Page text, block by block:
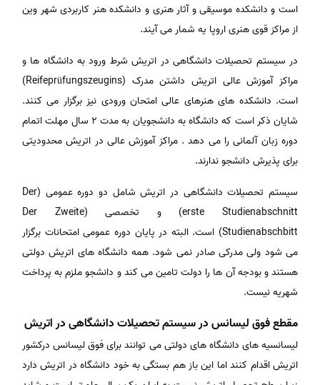
است و دانشکده موسیقی و آثار هنری و دانشکده هنر کاربردی شهر وین
از مراکز قوی هنری اروپا یه شمار می آیند.
در سیستم تحصیلات دانشگاهی در اتریش شرط ورود به دانشگاه ها و
مراکز آموزش عالی اتریش داشتن مدرک (Reifeprüfungszeugins)
است. دانشکده های هنرهای عالی امتحان ورودی نیز برگزار می کنند.
شایان ذکر است که دانشگاه به دانشجویان به مدت ۲ سال مهلت اتمام
دوره زبان آلمانی را می دهد . مراکز آموزش عالی در اتریش محدودیتی
برای پذیرش دانشجو ندارند.
سیستم تحصیلات دانشگاهی در اتریش شامل دو دوره عمومی (Der
erste Studienabschnitt) و تخصصی (Der Zweite
Studienabschbitt) است. البته در پایان دوره عمومی امتحانات برگزار
می شود ولی مدرکی صادر نمی شود. همه دانشگاه های اتریش دولتی
هستند و بودجه آن ها را دولت تامین می کند و دانشجو ملزم به پرداخت
شهریه نیست.
مقطع فوق لیسانس در سیستم تحصیلات دانشگاهی در اتریش
لیسانسیه های دانشگاه های دولتی می توانند برای فوق لیسانس درکشور
اتریش اقدام کنند اما این باز هم بستگی به خود دانشگاه در اتریش دارد